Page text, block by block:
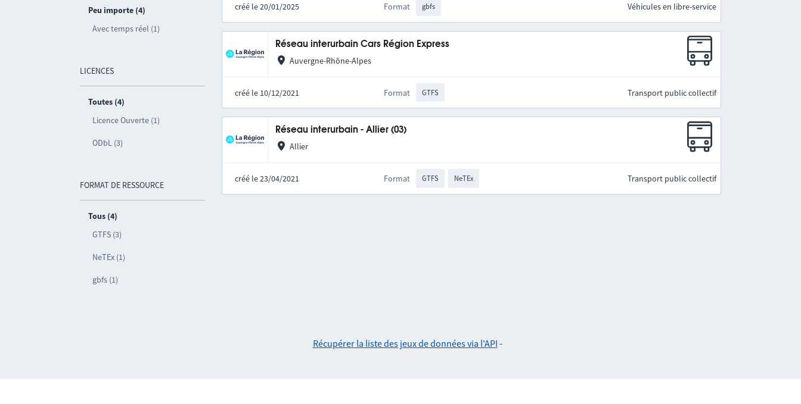
Peu importe (4)
Avec temps réel (1)
LICENCES
Toutes (4)
Licence Ouverte (1)
ODbL (3)
FORMAT DE RESSOURCE
Tous (4)
GTFS (3)
NeTEx (1)
gbfs (1)
créé le 20/01/2025 Format gbfs Véhicules en libre-service
Réseau interurbain Cars Région Express
Auvergne-Rhône-Alpes
créé le 10/12/2021 Format GTFS Transport public collectif
Réseau interurbain - Allier (03)
Allier
créé le 23/04/2021 Format GTFS NeTEx Transport public collectif
Récupérer la liste des jeux de données via l'API -